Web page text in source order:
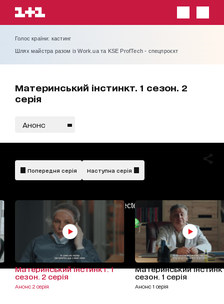
Голос країни: кастинг
Шлях майстра разом із Work.ua та KSE ProfTech - спецпроєкт
Материнський інстинкт. 1 сезон. 2
серія
Анонс
AdBlockDetected!
Попередня серія Наступна серія
Материнський інстинкт. 1
сезон. 2 серія
Анонс 2 серія
Материнський
сезон. 1 серія
Анонс 1 серія